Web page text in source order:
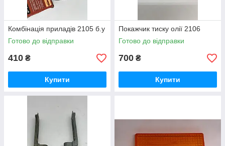
Комбінація приладів 2105 б.у
Готово до відправки
410 ₴
Купити
Покажчик тиску олії 2106
Готово до відправки
700 ₴
Купити